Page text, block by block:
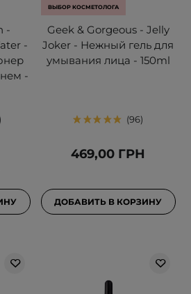
-
-
-
ВЫБОР КОСМЕТОЛОГА
Geek & Gorgeous - Jelly
Joker - Нежный гель для
умывания лица - 150ml
96
469,00 ГРН
ДОБАВИТЬ В КОРЗИНУ